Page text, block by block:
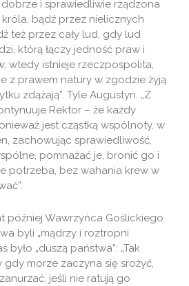
i sprawiedliwie rządzona
bądź przez nielicznych
też przez cały lud, gdy lud
którą łączy jedność praw i
wtedy istnieje rzeczpospolita,
z prawem natury w zgodzie żyją
zdążają”. Tyle Augustyn. „Z
Rektor – że każdy
jest cząstką wspólnoty, w
zachowując sprawiedliwość,
pomnażać je, bronić go i
potrzeba, bez wahania krew w
później Wawrzyńca Goślickiego
byli „mądrzy i roztropni
było „duszą państwa”: „Tak
gdy morze zaczyna się srożyć,
jeśli nie ratują go